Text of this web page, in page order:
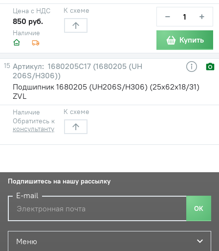
Наличие
Цена с НДС
850 руб.
К схеме − +
Купить
15
1680205С17 (1680205 (UH
206S/H306))
Подшипник 1680205 (UH206S/H306) (25х62х18/31)
ZVL
Наличие
Обратитесь к
консультанту
К схеме
Меню
Подпишитесь на нашу рассылку
E-mail
ОК